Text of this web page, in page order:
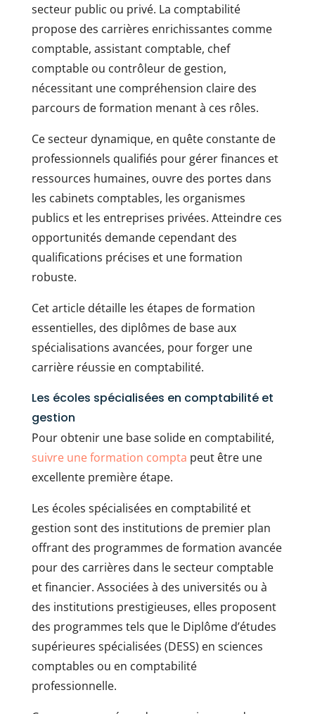
secteur public ou privé. La comptabilité
propose des carrières enrichissantes comme
comptable, assistant comptable, chef
comptable ou contrôleur de gestion,
nécessitant une compréhension claire des
parcours de formation menant à ces rôles.
Ce secteur dynamique, en quête constante de
professionnels qualifiés pour gérer finances et
ressources humaines, ouvre des portes dans
les cabinets comptables, les organismes
publics et les entreprises privées. Atteindre ces
opportunités demande cependant des
qualifications précises et une formation
robuste.
Cet article détaille les étapes de formation
essentielles, des diplômes de base aux
spécialisations avancées, pour forger une
carrière réussie en comptabilité.
Les écoles spécialisées en comptabilité et
gestion
Pour obtenir une base solide en comptabilité,
suivre une formation compta peut être une
excellente première étape.
Les écoles spécialisées en comptabilité et
gestion sont des institutions de premier plan
offrant des programmes de formation avancée
pour des carrières dans le secteur comptable
et financier. Associées à des universités ou à
des institutions prestigieuses, elles proposent
des programmes tels que le Diplôme d’études
supérieures spécialisées (DESS) en sciences
comptables ou en comptabilité
professionnelle.